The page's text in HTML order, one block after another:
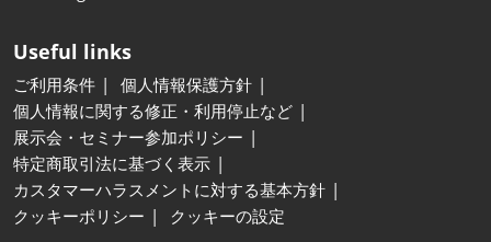
Useful links
ご利用条件
個人情報保護方針
個人情報に関する修正・利用停止など
展示会・セミナー参加ポリシー
特定商取引法に基づく表示
カスタマーハラスメントに対する基本方針
クッキーポリシー
クッキーの設定